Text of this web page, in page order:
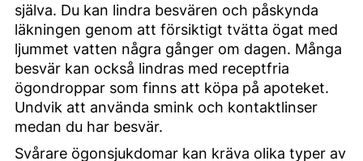
själva. Du kan lindra besvären och påskynda
läkningen genom att försiktigt tvätta ögat med
ljummet vatten några gånger om dagen. Många
besvär kan också lindras med receptfria
ögondroppar som finns att köpa på apoteket.
Undvik att använda smink och kontaktlinser
medan du har besvär.
Svårare ögonsjukdomar kan kräva olika typer av